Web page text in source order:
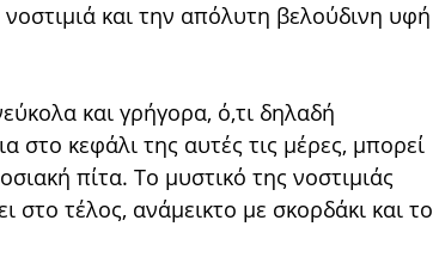
και την απόλυτη βελούδινη υφή
και γρήγορα, ό,τι δηλαδή
στο κεφάλι της αυτές τις μέρες, μπορεί
πίτα. Το μυστικό της νοστιμιάς
τέλος, ανάμεικτο με σκορδάκι και το